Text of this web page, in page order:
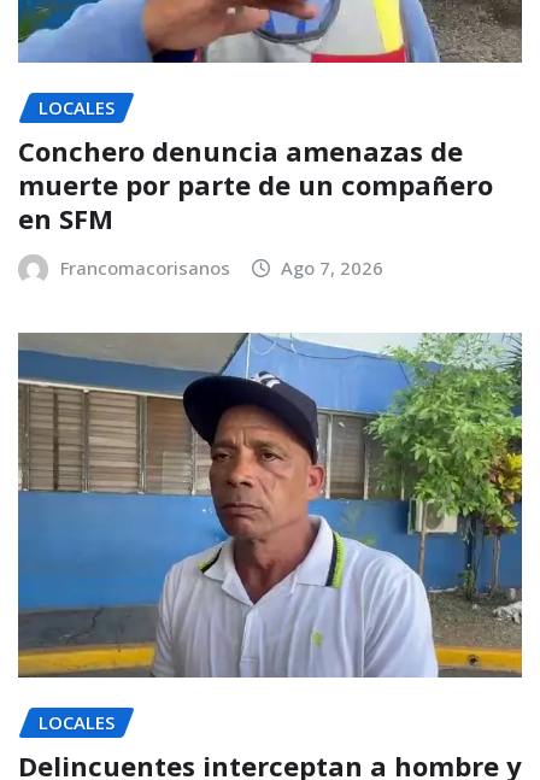
LOCALES
Conchero denuncia amenazas de
muerte por parte de un compañero
en SFM
Francomacorisanos Ago 7, 2026
LOCALES
Delincuentes interceptan a hombre y